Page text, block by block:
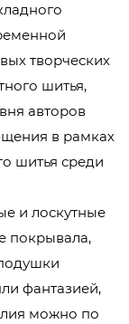
творческих
шитья,
авторов
в рамках
шитья среди
и лоскутные
покрывала,
фантазией,
можно по